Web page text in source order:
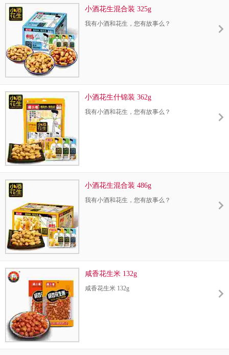
小酒花生混合装 325g
我有小酒和花生，您有故事么？
小酒花生什锦装 362g
我有小酒和花生，您有故事么？
小酒花生混合装 486g
我有小酒和花生，您有故事么？
咸香花生米 132g
咸香花生米 132g